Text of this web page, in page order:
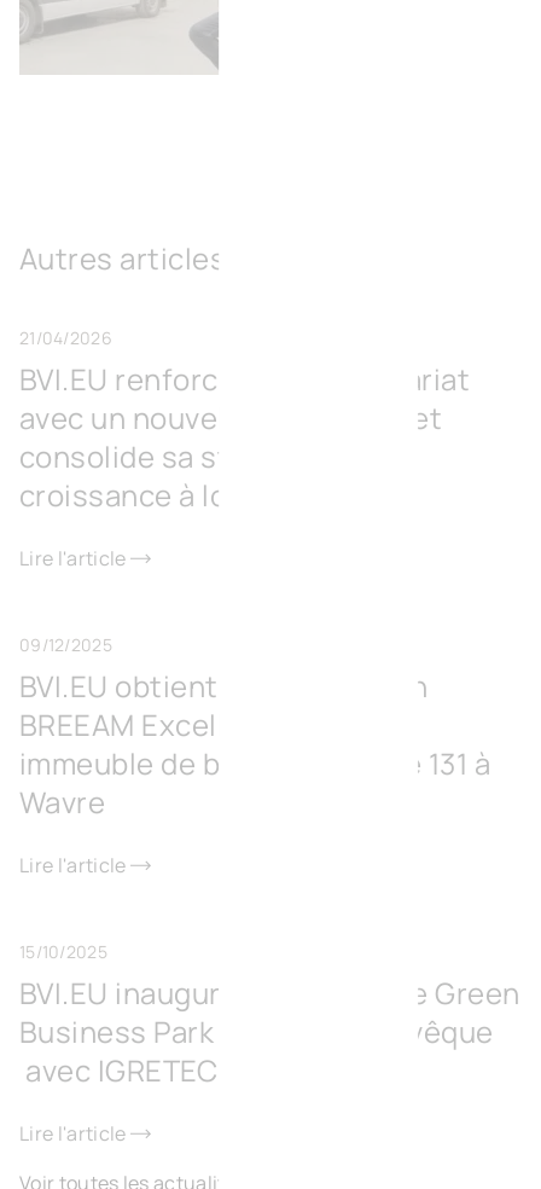
Autres articles
21/04/2026
BVI.EU renforce son actionnariat
avec un nouvel investisseur et
consolide sa stratégie de
croissance à long terme
Lire l'article
09/12/2025
BVI.EU obtient la certification
BREEAM Excellent pour son
immeuble de bureaux Europe 131 à
Wavre
Lire l'article
15/10/2025
BVI.EU inaugure le Surschiste Green
Business Park à Fontaine-l’Évêque
avec IGRETEC
Lire l'article
Voir toutes les actualités